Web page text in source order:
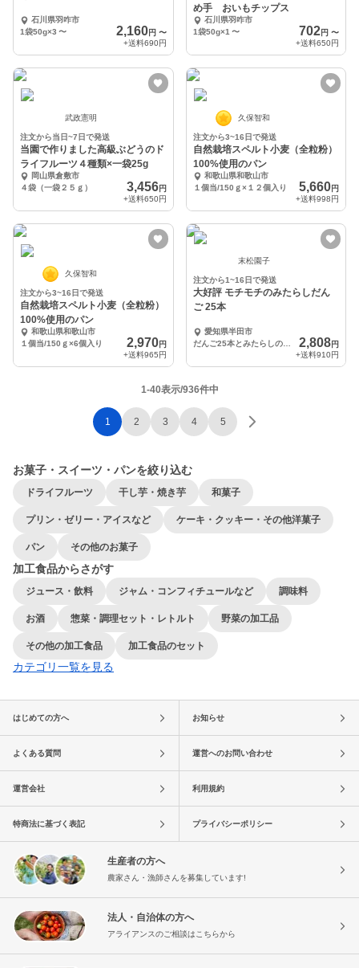
石川県羽咋市
1袋50g×3 〜 2,160円 〜
+送料690円
め手 おいもチップス
石川県羽咋市
1袋50g×1 〜 702円 〜
+送料650円
武政憲明
注文から当日~7日で発送
当園で作りました高級ぶどうのド
ライフルーツ４種類×一袋25g
岡山県倉敷市
４袋（一袋２５ｇ）
3,456円
+送料650円
久保智和
注文から3~16日で発送
自然栽培スペルト小麦（全粒粉）
100%使用のパン
和歌山県和歌山市
１個当/150ｇ×１２個入り
5,660円
+送料998円
久保智和
注文から3~16日で発送
自然栽培スペルト小麦（全粒粉）
100%使用のパン
和歌山県和歌山市
１個当/150ｇ×6個入り
2,970円
+送料965円
末松園子
注文から1~16日で発送
大好評 モチモチのみたらしだん
ご 25本
愛知県半田市
だんご25本とみたらしのタレ
2,808円
+送料910円
1-40表示/936件中
1 2 3 4 5
お菓子・スイーツ・パンを絞り込む
ドライフルーツ 干し芋・焼き芋 和菓子
プリン・ゼリー・アイスなど ケーキ・クッキー・その他洋菓子
パン その他のお菓子
加工食品からさがす
ジュース・飲料 ジャム・コンフィチュールなど 調味料
お酒 惣菜・調理セット・レトルト 野菜の加工品
その他の加工食品 加工食品のセット
カテゴリ一覧を見る
はじめての方へ お知らせ
よくある質問 運営へのお問い合わせ
運営会社 利用規約
特商法に基づく表記 プライバシーポリシー
生産者の方へ
農家さん・漁師さんを募集しています!
法人・自治体の方へ
アライアンスのご相談はこちらから